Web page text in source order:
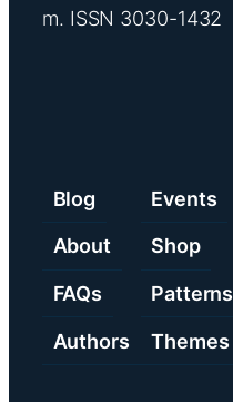
m. ISSN 3030-1432
Blog
About
FAQs
Authors
Events
Shop
Patterns
Themes